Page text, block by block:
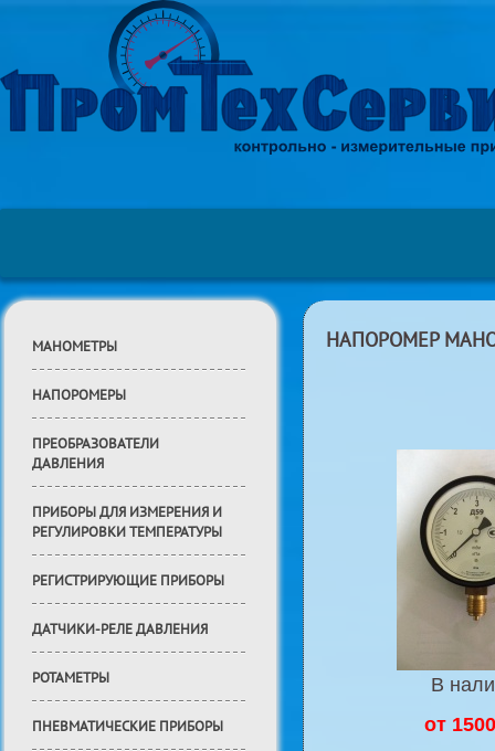
МАНОМЕТРЫ
НАПОРОМЕРЫ
ПРЕОБРАЗОВАТЕЛИ
ДАВЛЕНИЯ
ПРИБОРЫ ДЛЯ ИЗМЕРЕНИЯ И
РЕГУЛИРОВКИ ТЕМПЕРАТУРЫ
РЕГИСТРИРУЮЩИЕ ПРИБОРЫ
ДАТЧИКИ-РЕЛЕ ДАВЛЕНИЯ
РОТАМЕТРЫ
ПНЕВМАТИЧЕСКИЕ ПРИБОРЫ
НАПОРОМЕР
В
от